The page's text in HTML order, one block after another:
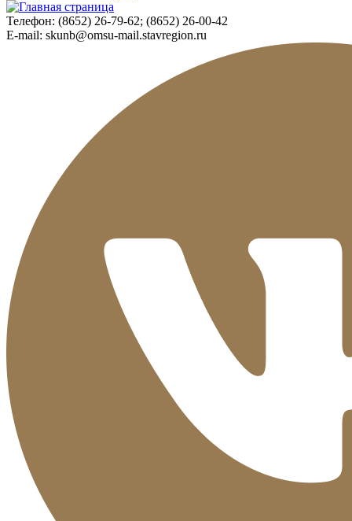
Телефон: (8652) 26-79-62; (8652) 26-00-42
E-mail: skunb@omsu-mail.stavregion.ru